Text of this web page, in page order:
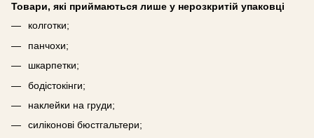
Товари, які приймаються лише у нерозкритій упаковці
колготки;
панчохи;
шкарпетки;
бодістокінги;
наклейки на груди;
силіконові бюстгальтери;